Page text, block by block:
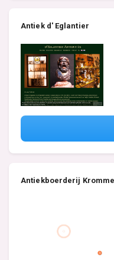
Antiek d' Eglantier
Antiekboerderij